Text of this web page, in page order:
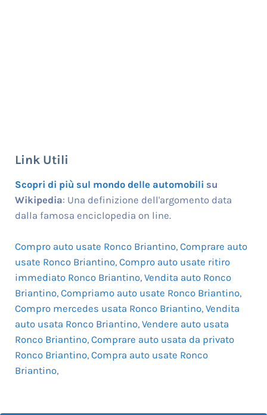
Link Utili
Scopri di più sul mondo delle automobili su
Wikipedia: Una definizione dell'argomento data
dalla famosa enciclopedia on line.
Compro auto usate Ronco Briantino, Comprare auto
usate Ronco Briantino, Compro auto usate ritiro
immediato Ronco Briantino, Vendita auto Ronco
Briantino, Compriamo auto usate Ronco Briantino,
Compro mercedes usata Ronco Briantino, Vendita
auto usata Ronco Briantino, Vendere auto usata
Ronco Briantino, Comprare auto usata da privato
Ronco Briantino, Compra auto usate Ronco
Briantino,